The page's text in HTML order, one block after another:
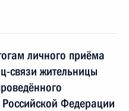
личного приёма
связи жительницы
Федерации